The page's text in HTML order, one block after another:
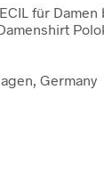
für
Germany